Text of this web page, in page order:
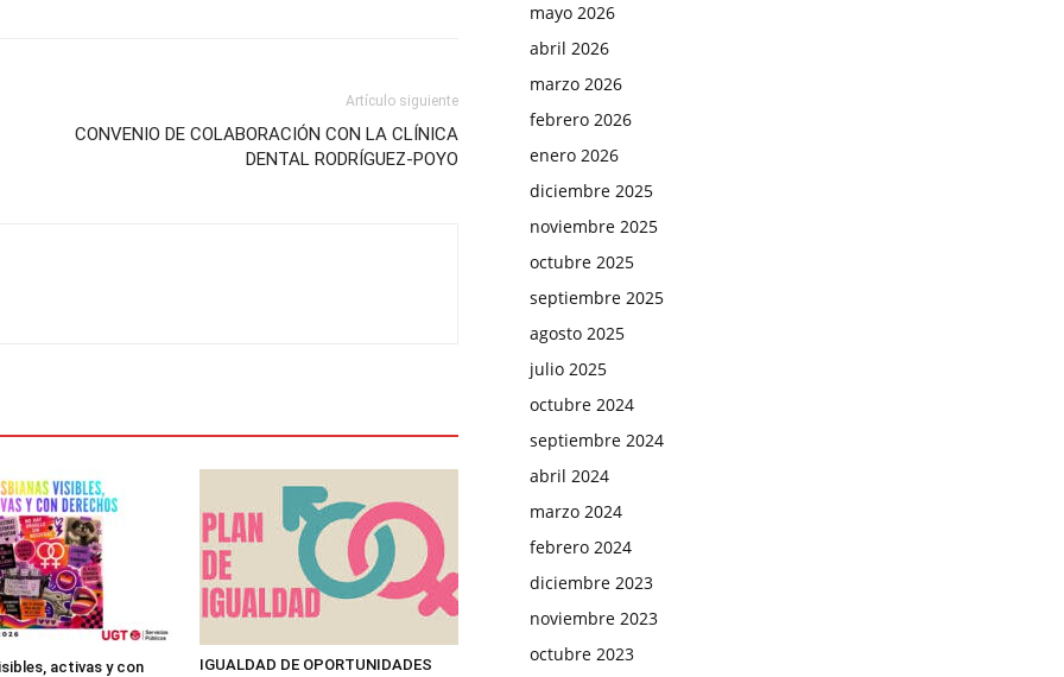
Artículo siguiente
CONVENIO DE COLABORACIÓN CON LA CLÍNICA
DENTAL RODRÍGUEZ-POYO
activas y con
IGUALDAD DE OPORTUNIDADES
mayo 2026
abril 2026
marzo 2026
febrero 2026
enero 2026
diciembre 2025
noviembre 2025
octubre 2025
septiembre 2025
agosto 2025
julio 2025
octubre 2024
septiembre 2024
abril 2024
marzo 2024
febrero 2024
diciembre 2023
noviembre 2023
octubre 2023